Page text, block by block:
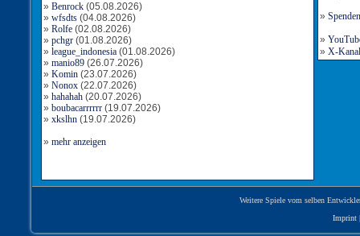
» Benrock (05.08.2026)
» wfsdts (04.08.2026)
» Rolfe (02.08.2026)
» pchgr (01.08.2026)
» league_indonesia (01.08.2026)
» manio89 (26.07.2026)
» Komin (23.07.2026)
» Nonox (22.07.2026)
» hahahah (20.07.2026)
» boubacarrrrrr (19.07.2026)
» xkslhn (19.07.2026)
» mehr anzeigen
» Spenden
»
» X-
Weitere Spiele vom selben
Imprint